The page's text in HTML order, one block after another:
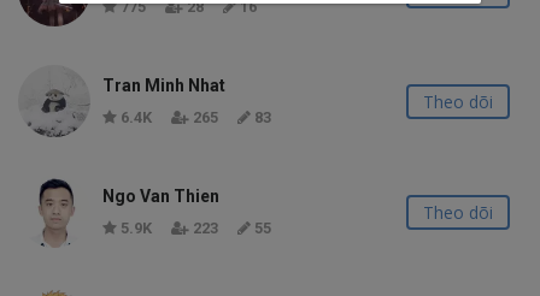
775 28 16
Tran Minh Nhat
6.4K 265 83
Theo dõi
Ngo Van Thien
5.9K 223 55
Theo dõi